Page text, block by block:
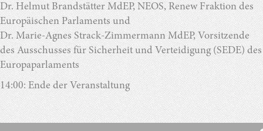
Dr. Helmut Brandstätter MdEP, NEOS, Renew Fraktion des
Europäischen Parlaments und
Dr. Marie-Agnes Strack-Zimmermann MdEP, Vorsitzende
des Ausschusses für Sicherheit und Verteidigung (SEDE) des
Europaparlaments
14:00: Ende der Veranstaltung